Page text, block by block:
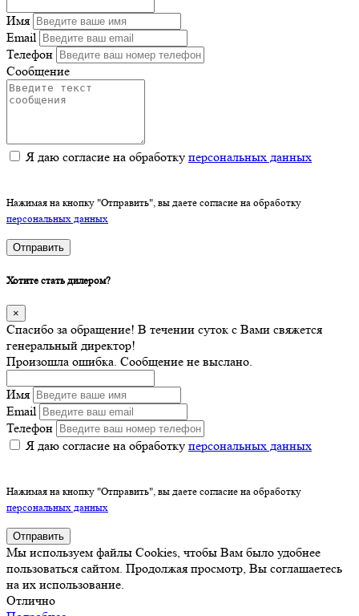
Имя
Email
Телефон
Сообщение
Я даю согласие на обработку персональных данных
Нажимая на кнопку "Отправить", вы даете согласие на обработку
персональных данных
Отправить
Хотите стать дилером?
×
Спасибо за обращение! В течении суток с Вами свяжется
генеральный директор!
Произошла ошибка. Сообщение не выслано.
Имя
Email
Телефон
Я даю согласие на обработку персональных данных
Нажимая на кнопку "Отправить", вы даете согласие на обработку
персональных данных
Отправить
Мы используем файлы Cookies, чтобы Вам было удобнее
пользоваться сайтом. Продолжая просмотр, Вы соглашаетесь
на их использование.
Отлично